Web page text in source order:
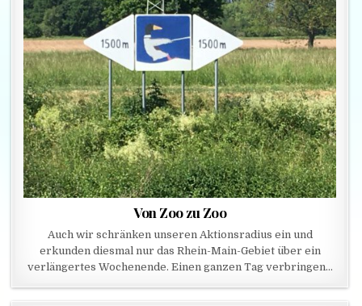
Von Zoo zu Zoo
Auch wir schränken unseren Aktionsradius ein und
erkunden diesmal nur das Rhein-Main-Gebiet über ein
verlängertes Wochenende. Einen ganzen Tag verbringen…